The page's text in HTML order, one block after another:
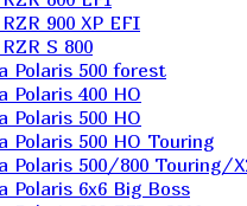
900 XP EFI
S 800
Polaris 500 forest
Polaris 400 HO
Polaris 500 HO
Polaris 500 HO Touring
500/800 Touring/
Polaris 6х6 Big Boss